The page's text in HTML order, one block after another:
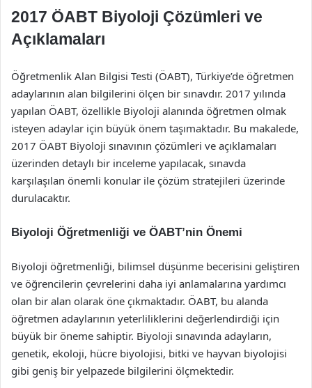
2017 ÖABT Biyoloji Çözümleri ve
Açıklamaları
Öğretmenlik Alan Bilgisi Testi (ÖABT), Türkiye’de öğretmen
adaylarının alan bilgilerini ölçen bir sınavdır. 2017 yılında
yapılan ÖABT, özellikle Biyoloji alanında öğretmen olmak
isteyen adaylar için büyük önem taşımaktadır. Bu makalede,
2017 ÖABT Biyoloji sınavının çözümleri ve açıklamaları
üzerinden detaylı bir inceleme yapılacak, sınavda
karşılaşılan önemli konular ile çözüm stratejileri üzerinde
durulacaktır.
Biyoloji Öğretmenliği ve ÖABT’nin Önemi
Biyoloji öğretmenliği, bilimsel düşünme becerisini geliştiren
ve öğrencilerin çevrelerini daha iyi anlamalarına yardımcı
olan bir alan olarak öne çıkmaktadır. ÖABT, bu alanda
öğretmen adaylarının yeterliliklerini değerlendirdiği için
büyük bir öneme sahiptir. Biyoloji sınavında adayların,
genetik, ekoloji, hücre biyolojisi, bitki ve hayvan biyolojisi
gibi geniş bir yelpazede bilgilerini ölçmektedir.